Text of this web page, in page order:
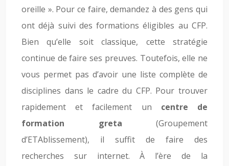
oreille ». Pour ce faire, demandez à des gens qui
ont déjà suivi des formations éligibles au CFP.
Bien qu’elle soit classique, cette stratégie
continue de faire ses preuves. Toutefois, elle ne
vous permet pas d’avoir une liste complète de
disciplines dans le cadre du CFP. Pour trouver
rapidement et facilement un centre de
formation greta (Groupement
d’ETAblissement), il suffit de faire des
recherches sur internet. À l’ère de la